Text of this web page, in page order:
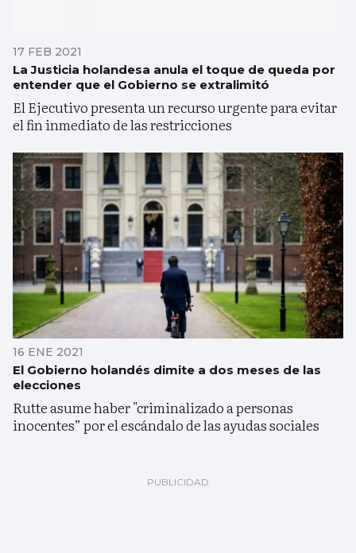
17 FEB 2021
La Justicia holandesa anula el toque de queda por
entender que el Gobierno se extralimitó
El Ejecutivo presenta un recurso urgente para evitar
el fin inmediato de las restricciones
16 ENE 2021
El Gobierno holandés dimite a dos meses de las
elecciones
Rutte asume haber "criminalizado a personas
inocentes” por el escándalo de las ayudas sociales